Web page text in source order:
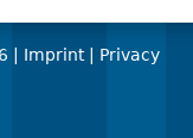
Imprint| Privacy